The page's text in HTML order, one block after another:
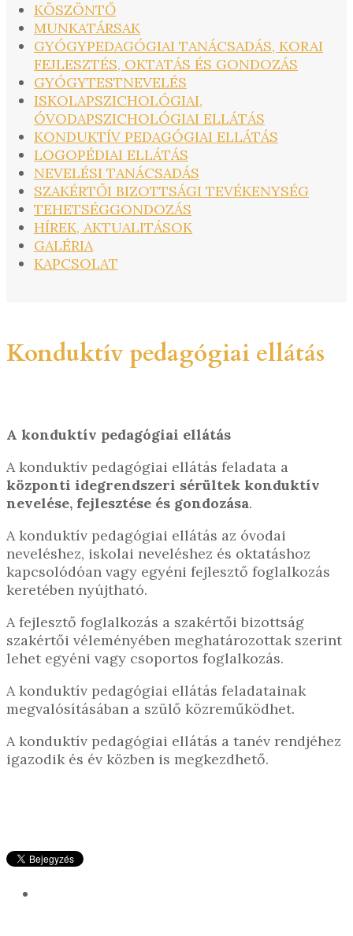
KÖSZÖNTŐ
MUNKATÁRSAK
GYÓGYPEDAGÓGIAI TANÁCSADÁS, KORAI
FEJLESZTÉS, OKTATÁS ÉS GONDOZÁS
GYÓGYTESTNEVELÉS
ISKOLAPSZICHOLÓGIAI,
ÓVODAPSZICHOLÓGIAI ELLÁTÁS
KONDUKTÍV PEDAGÓGIAI ELLÁTÁS
LOGOPÉDIAI ELLÁTÁS
NEVELÉSI TANÁCSADÁS
SZAKÉRTŐI BIZOTTSÁGI TEVÉKENYSÉG
TEHETSÉGGONDOZÁS
HÍREK, AKTUALITÁSOK
GALÉRIA
KAPCSOLAT
Konduktív pedagógiai ellátás
A konduktív pedagógiai ellátás
A konduktív pedagógiai ellátás feladata a
központi idegrendszeri sérültek konduktív
nevelése, fejlesztése és gondozása.
A konduktív pedagógiai ellátás az óvodai
neveléshez, iskolai neveléshez és oktatáshoz
kapcsolódóan vagy egyéni fejlesztő foglalkozás
keretében nyújtható.
A fejlesztő foglalkozás a szakértői bizottság
szakértői véleményében meghatározottak szerint
lehet egyéni vagy csoportos foglalkozás.
A konduktív pedagógiai ellátás feladatainak
megvalósításában a szülő közreműködhet.
A konduktív pedagógiai ellátás a tanév rendjéhez
igazodik és év közben is megkezdhető.